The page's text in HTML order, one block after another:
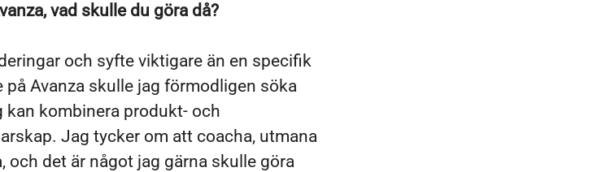
vad skulle du göra då?
och syfte viktigare än en specifik
på Avanza skulle jag förmodligen söka
kombinera produkt- och
Jag tycker om att coacha, utmana
och det är något jag gärna skulle göra